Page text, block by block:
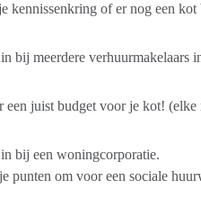
kennissenkring of er nog een kot
bij meerdere verhuurmakelaars
een juist budget voor je kot!
bij een woningcorporatie.
punten om voor een sociale